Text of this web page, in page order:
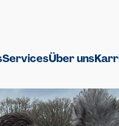
ServicesÜber uns